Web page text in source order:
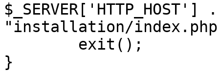
"installation/
}